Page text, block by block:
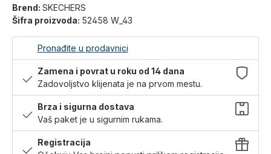
Brend: SKECHERS
Šifra proizvoda: 52458 W_43
Pronađite u prodavnici
Zamena i povrat u roku od 14 dana
Zadovoljstvo klijenata je na prvom mestu.
Brza i sigurna dostava
Vaš paket je u sigurnim rukama.
Registracija